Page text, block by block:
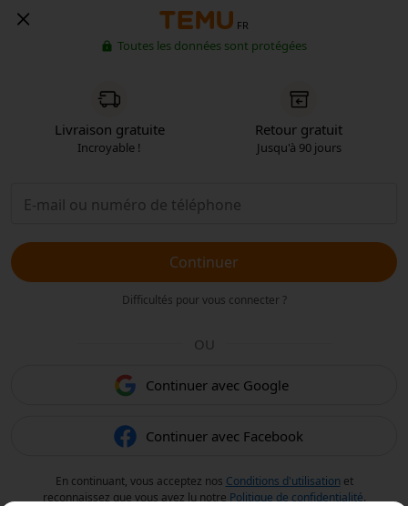
FR
Toutes les données sont protégées
Livraison gratuite
Incroyable !
Retour gratuit
Jusqu'à 90 jours
Continuer
Difficultés pour vous connecter ?
OU
Continuer avec Google
Continuer avec Facebook
En continuant, vous acceptez nos Conditions d'utilisation et
reconnaissez que vous avez lu notre Politique de confidentialité.